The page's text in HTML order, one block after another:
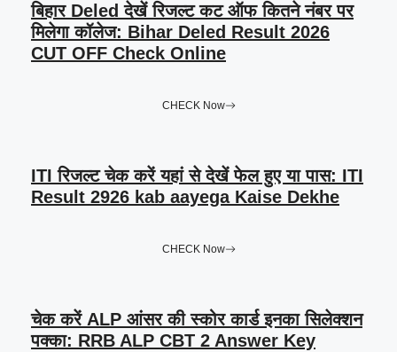
बिहार Deled देखें रिजल्ट कट ऑफ कितने नंबर पर
मिलेगा कॉलेज: Bihar Deled Result 2026
CUT OFF Check Online
CHECK Now
ITI रिजल्ट चेक करें यहां से देखें फेल हुए या पास: ITI
Result 2926 kab aayega Kaise Dekhe
CHECK Now
चेक करें ALP आंसर की स्कोर कार्ड इनका सिलेक्शन
पक्का: RRB ALP CBT 2 Answer Key